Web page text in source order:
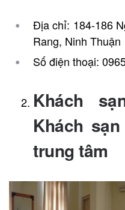
Địa chỉ: 184-186
Rang, Ninh Thuận
Số điện thoại:
Khách
Khách
trung tâm